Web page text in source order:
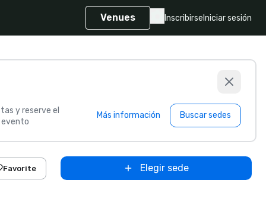
Venues Inscribirse Iniciar sesión
y reserve el
evento
Más información Buscar sedes
Favorite Elegir sede